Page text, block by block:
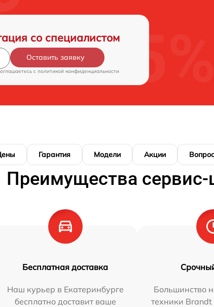
со специалистом
Оставить заявку
c политикой конфиденциальности
Гарантия Модели Акции
Преимущества сервис-
Бесплатная доставка
Наш курьер в Екатеринбурге
бесплатно доставит ваше
Большинство
техники